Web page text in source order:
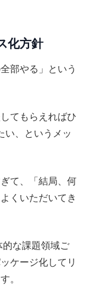
化方針
部やる」という
てもらえればひ
、というメッ
て、「結局、何
くいただいてき
な課題領域ご
ケージ化してリ
。